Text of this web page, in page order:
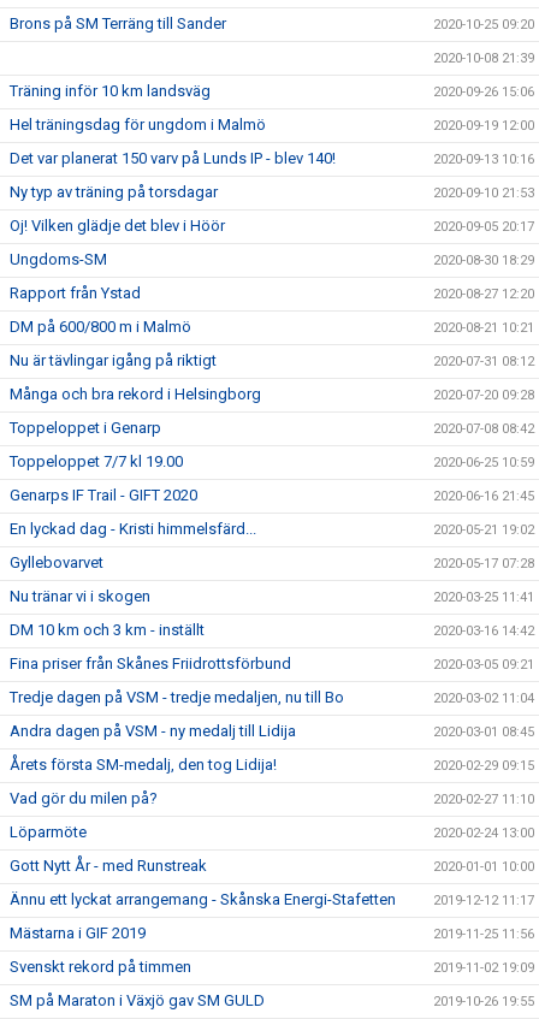
Brons på SM Terräng till Sander 2020-10-25 09:20
2020-10-08 21:39
Träning inför 10 km landsväg 2020-09-26 15:06
Hel träningsdag för ungdom i Malmö 2020-09-19 12:00
Det var planerat 150 varv på Lunds IP - blev 140! 2020-09-13 10:16
Ny typ av träning på torsdagar 2020-09-10 21:53
Oj! Vilken glädje det blev i Höör 2020-09-05 20:17
Ungdoms-SM 2020-08-30 18:29
Rapport från Ystad 2020-08-27 12:20
DM på 600/800 m i Malmö 2020-08-21 10:21
Nu är tävlingar igång på riktigt 2020-07-31 08:12
Många och bra rekord i Helsingborg 2020-07-20 09:28
Toppeloppet i Genarp 2020-07-08 08:42
Toppeloppet 7/7 kl 19.00 2020-06-25 10:59
Genarps IF Trail - GIFT 2020 2020-06-16 21:45
En lyckad dag - Kristi himmelsfärd... 2020-05-21 19:02
Gyllebovarvet 2020-05-17 07:28
Nu tränar vi i skogen 2020-03-25 11:41
DM 10 km och 3 km - inställt 2020-03-16 14:42
Fina priser från Skånes Friidrottsförbund 2020-03-05 09:21
Tredje dagen på VSM - tredje medaljen, nu till Bo 2020-03-02 11:04
Andra dagen på VSM - ny medalj till Lidija 2020-03-01 08:45
Årets första SM-medalj, den tog Lidija! 2020-02-29 09:15
Vad gör du milen på? 2020-02-27 11:10
Löparmöte 2020-02-24 13:00
Gott Nytt År - med Runstreak 2020-01-01 10:00
Ännu ett lyckat arrangemang - Skånska Energi-Stafetten 2019-12-12 11:17
Mästarna i GIF 2019 2019-11-25 11:56
Svenskt rekord på timmen 2019-11-02 19:09
SM på Maraton i Växjö gav SM GULD 2019-10-26 19:55